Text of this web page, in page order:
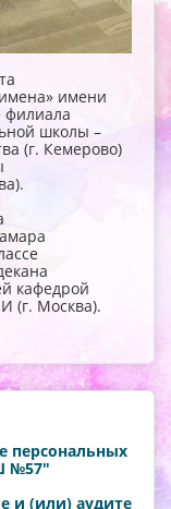
имени
филиала
школы –
(г. Кемерово)
кафедрой
(г. Москва).
персональных
№57"
и (или) аудите